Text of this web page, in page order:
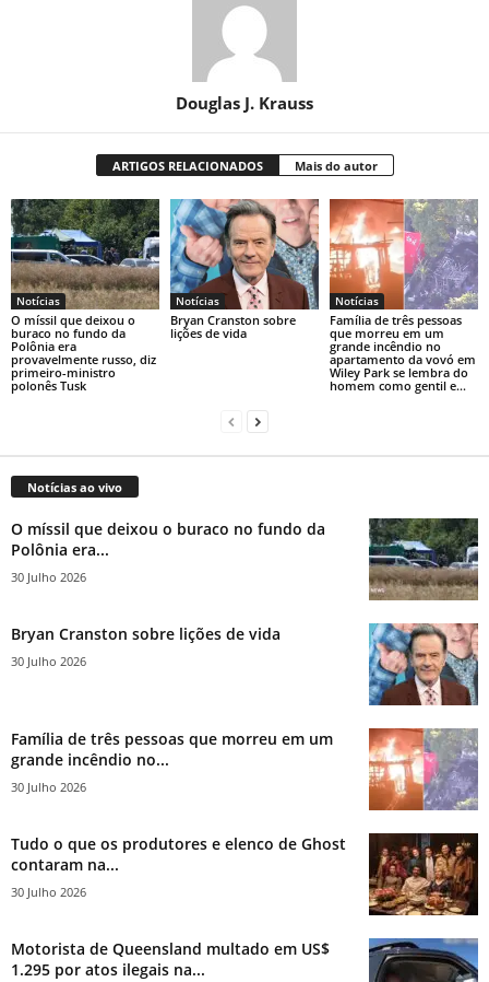
Douglas J. Krauss
ARTIGOS RELACIONADOS Mais do autor
Notícias
O míssil que deixou o
buraco no fundo da
Polônia era
provavelmente russo, diz
primeiro-ministro
polonês Tusk
Notícias
Bryan Cranston sobre
lições de vida
Notícias
Família de três pessoas
que morreu em um
grande incêndio no
apartamento da vovó em
Wiley Park se lembra do
homem como gentil e...
Notícias ao vivo
O míssil que deixou o buraco no fundo da
Polônia era...
30 Julho 2026
Bryan Cranston sobre lições de vida
30 Julho 2026
Família de três pessoas que morreu em um
grande incêndio no...
30 Julho 2026
Tudo o que os produtores e elenco de Ghost
contaram na...
30 Julho 2026
Motorista de Queensland multado em US$
1.295 por atos ilegais na...